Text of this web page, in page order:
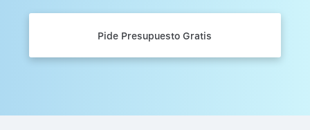
Pide Presupuesto Gratis